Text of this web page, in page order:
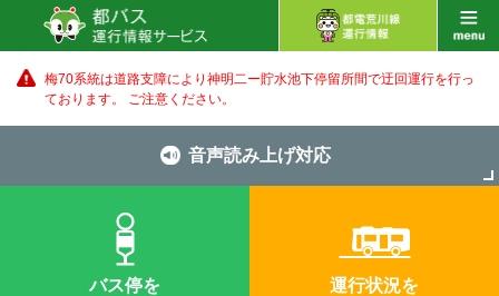
梅70系統は道路支障により神明二ー貯水池下停留所間で迂回運行を行っ
ております。 ご注意ください。
音声読み上げ対応
バス停を
運行状況を